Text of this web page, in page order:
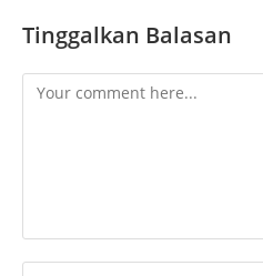
Tinggalkan Balasan